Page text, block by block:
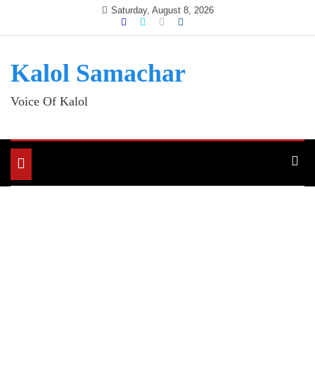
Saturday, August 8, 2026
Kalol Samachar
Voice Of Kalol
Toggle
navigation